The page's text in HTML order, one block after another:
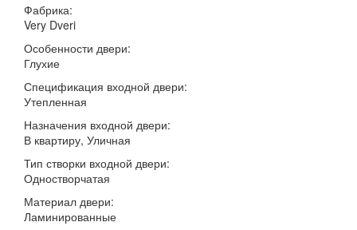
Фабрика:
Very Dveri
Особенности двери:
Глухие
Спецификация входной двери:
Утепленная
Назначения входной двери:
В квартиру, Уличная
Тип створки входной двери:
Одностворчатая
Материал двери:
Ламинированные